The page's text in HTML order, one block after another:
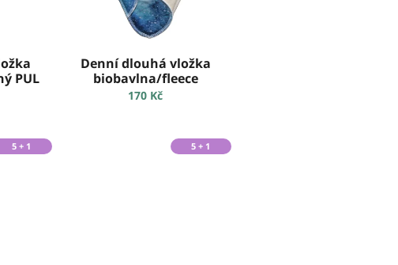
PUL
Denní dlouhá vložka
biobavlna/fleece
170 Kč
5 + 1 5 + 1